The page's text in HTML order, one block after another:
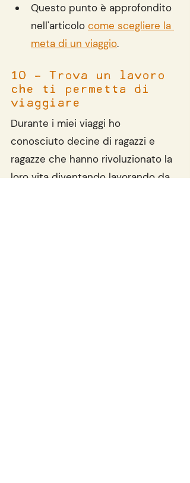
Questo punto è approfondito
nell'articolo come scegliere la
meta di un viaggio.
10 - Trova un lavoro
che ti permetta di
viaggiare
Durante i miei viaggi ho
conosciuto decine di ragazzi e
ragazze che hanno rivoluzionato la
loro vita diventando lavorando da